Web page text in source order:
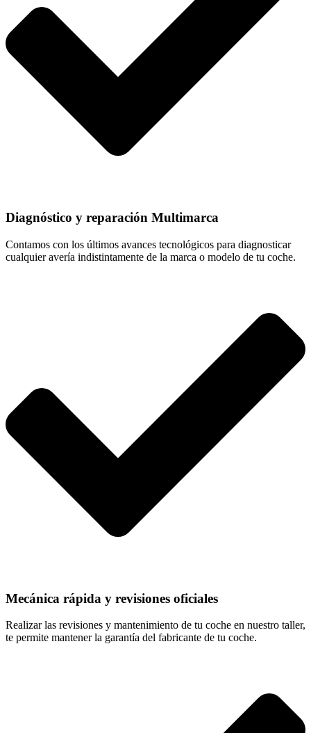
Diagnóstico y reparación Multimarca
Contamos con los últimos avances tecnológicos para diagnosticar
cualquier avería indistintamente de la marca o modelo de tu coche.
Mecánica rápida y revisiones oficiales
Realizar las revisiones y mantenimiento de tu coche en nuestro taller,
te permite mantener la garantía del fabricante de tu coche.